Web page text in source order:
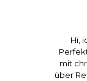
Hi,
mit
über